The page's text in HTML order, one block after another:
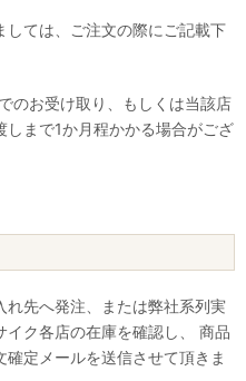
しては、ご注文の際にご記載下
のお受け取り、もしくは当該店
まで1か月程かかる場合がござ
先へ発注、または弊社系列実
イク各店の在庫を確認し、 商品
定メールを送信させて頂きま